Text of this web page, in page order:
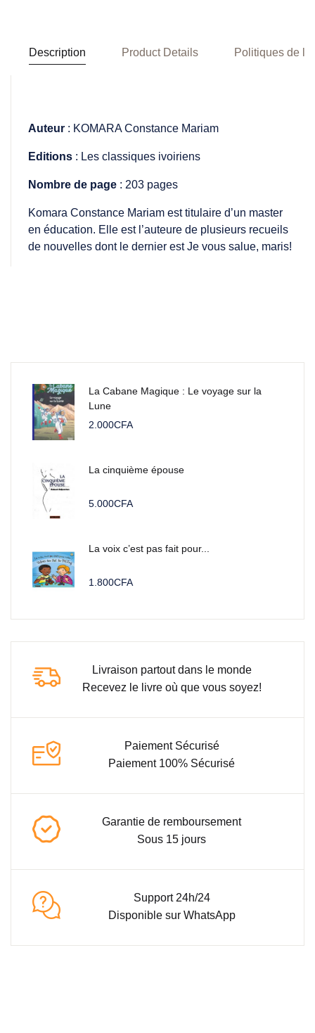
Description Product Details Politiques de la
Auteur : KOMARA Constance Mariam
Editions : Les classiques ivoiriens
Nombre de page : 203 pages
Komara Constance Mariam est titulaire d’un master
en éducation. Elle est l’auteure de plusieurs recueils
de nouvelles dont le dernier est Je vous salue, maris!
La Cabane Magique : Le voyage sur la
Lune
2.000CFA
La cinquième épouse
5.000CFA
La voix c’est pas fait pour...
1.800CFA
Livraison partout dans le monde
Recevez le livre où que vous soyez!
Paiement Sécurisé
Paiement 100% Sécurisé
Garantie de remboursement
Sous 15 jours
Support 24h/24
Disponible sur WhatsApp